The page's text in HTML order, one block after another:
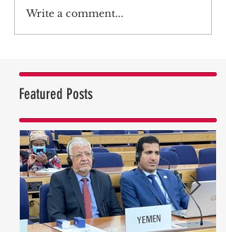
Write a comment...
Featured Posts